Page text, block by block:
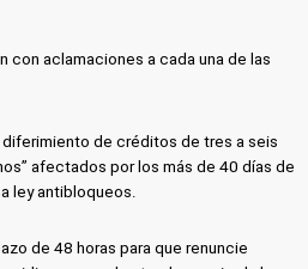
con aclamaciones a cada una de las
de créditos de tres a seis
afectados por los más de 40 días de
ley antibloqueos.
de 48 horas para que renuncie